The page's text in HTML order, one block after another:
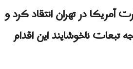
آمریکا در تهران انتقاد کرد و
ناخوشایند این اقدام